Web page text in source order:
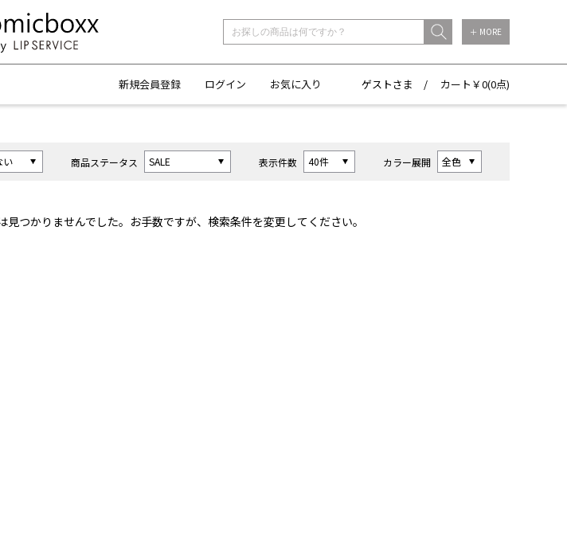
＋ MORE
新規会員登録 ログイン お気に入り ゲストさま / カート￥0(0点)
商品ステータス 表示件数 カラー展開
見つかりませんでした。お手数ですが、検索条件を変更してください。